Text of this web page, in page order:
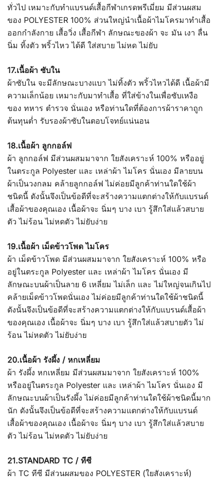
ทั่วไป เหมาะกับทำแบรนด์เสื้อกีฬาเกรดพรีเมี่ยม มีส่วนผสม
ของ POLYESTER 100% ส่วนใหญ่นำเนื้อผ้าไมโครมาทำเสื้อ
ออกกำลังกาย เสื้อวิ่ง เสื้อกีฬา ลักษณะของผ้า จะ มัน เงา ลื่น
นิ่ม ทิ้งตัว พริ้วไหว ได้ดี ใส่สบาย ไม่หด ไม่ยับ
17.เนื้อผ้า ซับใน
ผ้าซับใน จะมีลักษณะบางแบา ไม่ทิ้งตัว พริ้วไหวได้ดี เนื้อผ้ามี
ความเล็กน้อย เหมาะกับมาทำเสื้อ ที่ใส่ข้างในเพื่อซับเหงือ
ของ ทหาร ตำรวจ นั่นเอง หรือท่านใดที่ต้องการผ้าราคาถูก
ต้นทุนต่ำ รับรองผ้าซับในตอบโจทย์แน่นอน
18.เนื้อผ้า ลูกกอล์ฟ
ผ้า ลูกกอล์ฟ มีส่วนผสมมาจาก ใยสังเคราะห์ 100% หรืออยู่
ในตระกูล Polyester และ เหล่าผ้า ไมโคร นั่นเอง มีลายบน
ผ้าเป็นวงกลม คล้ายลูกกอล์ฟ ไม่ค่อยมีลูกค้าท่านใดใช้ผ้า
ชนิดนี้ ดังนั้นจึงเป็นข้อดีที่จะสร้างความแตกต่างให้กับแบรนด์
เสื้อผ้าของคุณเอง เนื้อผ้าจะ นิ่มๆ บาง เบา รู้สึกใส่แล้วสบาย
ตัว ไม่ร้อน ไม่หดตัว ไม่ยับง่าย
19.เนื้อผ้า เม็ดข้าวโพด ไมโคร
ผ้า เม็ดข้าวโพด มีส่วนผสมมาจาก ใยสังเคราะห์ 100% หรือ
อยู่ในตระกูล Polyester และ เหล่าผ้า ไมโคร นั่นเอง มี
ลักษณะบนผ้าเป็นลาย 6 เหลี่ยม ไม่เล็ก และ ไม่ใหญ่จนเกินไป
คล้ายเม็ดข้าวโพดนั่นเอง ไม่ค่อยมีลูกค้าท่านใดใช้ผ้าชนิดนี้
ดังนั้นจึงเป็นข้อดีที่จะสร้างความแตกต่างให้กับแบรนด์เสื้อผ้า
ของคุณเอง เนื้อผ้าจะ นิ่มๆ บาง เบา รู้สึกใส่แล้วสบายตัว ไม่
ร้อน ไม่หดตัว ไม่ยับง่าย
20.เนื้อผ้า รังผึ้ง / หกเหลี่ยม
ผ้า รังผึ้ง หกเหลี่ยม มีส่วนผสมมาจาก ใยสังเคราะห์ 100%
หรืออยู่ในตระกูล Polyester และ เหล่าผ้า ไมโคร นั่นเอง มี
ลักษณะบนผ้าเป็นรังผึ้ง ไม่ค่อยมีลูกค้าท่านใดใช้ผ้าชนิดนี้มาก
นัก ดังนั้นจึงเป็นข้อดีที่จะสร้างความแตกต่างให้กับแบรนด์
เสื้อผ้าของคุณเอง เนื้อผ้าจะ นิ่มๆ บาง เบา รู้สึกใส่แล้วสบาย
ตัว ไม่ร้อน ไม่หดตัว ไม่ยับง่าย
21.STANDARD TC / ทีซี
ผ้า TC ทีซี มีส่วนผสมของ POLYESTER (ใยสังเคราะห์)